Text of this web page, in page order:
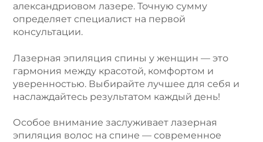
александриовом лазере. Точную сумму
определяет специалист на первой
консультации.
Лазерная эпиляция спины у женщин — это
гармония между красотой, комфортом и
уверенностью. Выбирайте лучшее для себя и
наслаждайтесь результатом каждый день!
Особое внимание заслуживает лазерная
эпиляция волос на спине — современное